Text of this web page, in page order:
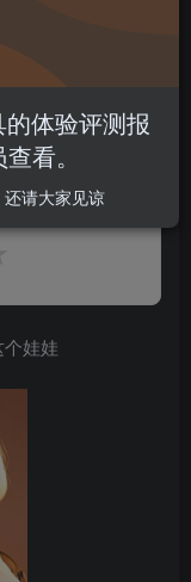
娃娃
体验评测报
看。
请大家见谅